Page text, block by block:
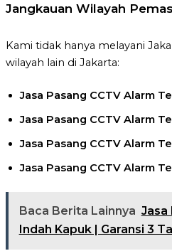
Jangkauan Wilayah
Kami tidak hanya melayani
wilayah lain di Jakarta:
Jasa Pasang CCTV Alarm
Jasa Pasang CCTV Alarm
Jasa Pasang CCTV Alarm
Jasa Pasang CCTV Alarm
Baca Berita Lainnya Jasa
Indah Kapuk | Garansi 3